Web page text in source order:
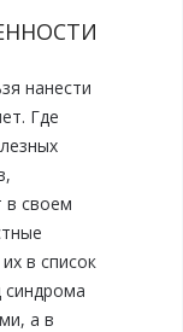
нанести
Где
в своем
в список
синдрома
а в